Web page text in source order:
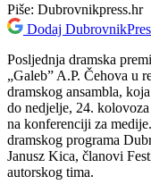
Piše: Dubrovnikpress.hr
Dodaj
Posljednja dramska
„Galeb” A.P. Čehova u
dramskog ansambla,
do nedjelje, 24.
na konferenciji za
dramskog programa
Janusz Kica, članovi
autorskog tima.